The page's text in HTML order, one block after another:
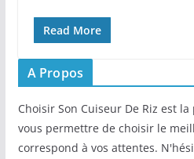
Read More
A Propos
Choisir Son Cuiseur De Riz est
vous permettre de choisir le
correspond à vos attentes.